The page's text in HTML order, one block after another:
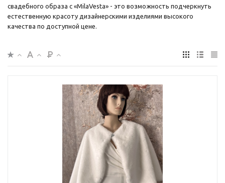
свадебного образа с «MilaVesta» - это возможность подчеркнуть
естественную красоту дизайнерскими изделиями высокого
качества по доступной цене.